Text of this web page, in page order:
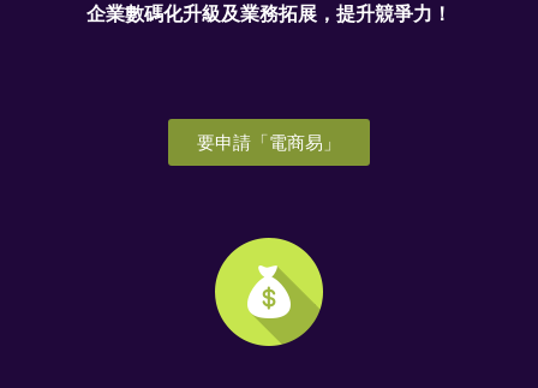
企業數碼化升級及業務拓展，提升競爭力！
要申請「電商易」